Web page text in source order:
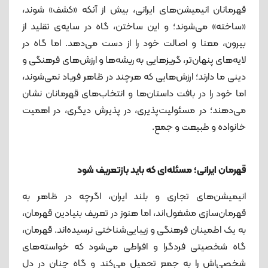
قهرمانان انیمیشن‌های ایرانی، بیش از آنکه «کشف» شوند،
«ساخته» می‌شوند؛ و این ساختن، گاه در سایه‌ی تقلید از
بیرون، معنا و اصالت خود را از دست می‌دهد. اما گاه در
لایه‌های پنهان‌تر، گریزهایی به ریشه‌ها و ارزش‌های فرهنگی و
دینی ما دارند؛ ارزش‌هایی که هرچند در ظاهر فریاد نمی‌شوند،
اما خود را در بافت داستان‌ها و انتخاب‌های قهرمانان نشان
می‌دهند؛ در مسئولیت‌پذیری، در پذیرش دیگری، در اهمیت
خانواده و طبیعت و جمع.
قهرمان ایرانی؛ مسئله‌ای که باید بازتعریف شود
انیمیشن‌های تجاری و بلند ایران، اگرچه در ظاهر به
قهرمان‌سازی مشغول‌اند، اما هنوز در تعریف بنیادین قهرمان،
به یک اطمینان فرهنگی و زیبایی‌شناختی نرسیده‌اند. قهرمان،
گاه شخصیتی فردگرا و افراطی می‌شود که خواسته‌های
شخصی‌اش را به جمع تحمیل می‌کند و گاه چنان در دل